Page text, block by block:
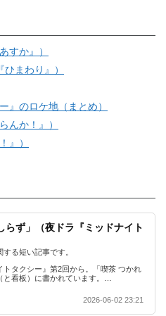
すか』）
まわり』）
』のロケ地（まとめ）
んか！』）
』）
らず」（夜ドラ『ミッドナイト
する短い記事です。
トタクシー』第2回から。「喫茶 つかれ
と看板）に書かれています。…
2026-06-02 23:21